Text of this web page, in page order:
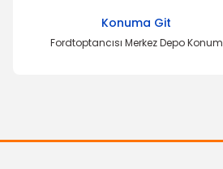
Kalorifer Düğmesi Escort Yan
Konuma Git
Fordtoptancısı Merkez Depo Konum